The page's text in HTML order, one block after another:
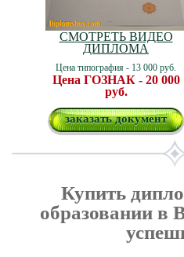
СМОТРЕТЬ ВИДЕО
ДИПЛОМА
Цена типография - 13 000 руб.
Цена ГОЗНАК - 20 000
руб.
заказать документ
Купить
образовании в